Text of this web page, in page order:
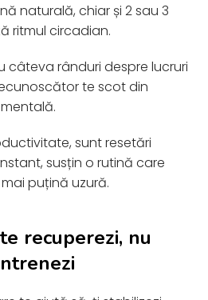
naturală, chiar și 2 sau 3
ritmul circadian.
câteva rânduri despre lucruri
te scot din
sunt resetări
susțin o rutină care
puțină uzură.
recuperezi, nu